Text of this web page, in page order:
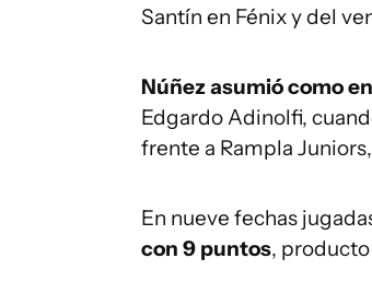
Santín en Fénix y del
Núñez asumió como
Edgardo Adinolfi,
frente a Rampla
En nueve fechas
con 9 puntos,